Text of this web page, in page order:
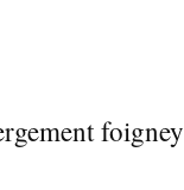
foigney